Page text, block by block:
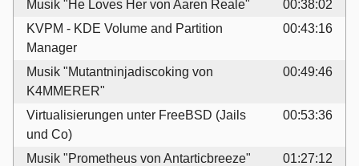
Musik "He Loves Her von Aaren Reale"
00:38:02
KVPM - KDE Volume and Partition
Manager
00:43:16
Musik "Mutantninjadiscoking von
K4MMERER"
00:49:46
Virtualisierungen unter FreeBSD (Jails
und Co)
00:53:36
Musik "Prometheus von Antarticbreeze"
01:27:12